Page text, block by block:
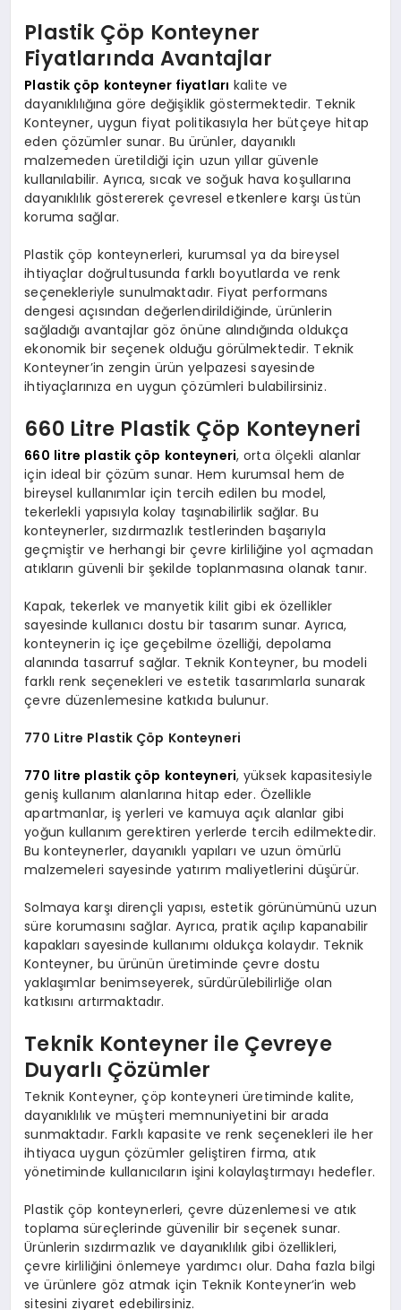
Plastik Çöp Konteyner
Fiyatlarında Avantajlar
Plastik çöp konteyner fiyatları kalite ve
dayanıklılığına göre değişiklik göstermektedir. Teknik
Konteyner, uygun fiyat politikasıyla her bütçeye hitap
eden çözümler sunar. Bu ürünler, dayanıklı
malzemeden üretildiği için uzun yıllar güvenle
kullanılabilir. Ayrıca, sıcak ve soğuk hava koşullarına
dayanıklılık göstererek çevresel etkenlere karşı üstün
koruma sağlar.
Plastik çöp konteynerleri, kurumsal ya da bireysel
ihtiyaçlar doğrultusunda farklı boyutlarda ve renk
seçenekleriyle sunulmaktadır. Fiyat performans
dengesi açısından değerlendirildiğinde, ürünlerin
sağladığı avantajlar göz önüne alındığında oldukça
ekonomik bir seçenek olduğu görülmektedir. Teknik
Konteyner’in zengin ürün yelpazesi sayesinde
ihtiyaçlarınıza en uygun çözümleri bulabilirsiniz.
660 Litre Plastik Çöp Konteyneri
660 litre plastik çöp konteyneri, orta ölçekli alanlar
için ideal bir çözüm sunar. Hem kurumsal hem de
bireysel kullanımlar için tercih edilen bu model,
tekerlekli yapısıyla kolay taşınabilirlik sağlar. Bu
konteynerler, sızdırmazlık testlerinden başarıyla
geçmiştir ve herhangi bir çevre kirliliğine yol açmadan
atıkların güvenli bir şekilde toplanmasına olanak tanır.
Kapak, tekerlek ve manyetik kilit gibi ek özellikler
sayesinde kullanıcı dostu bir tasarım sunar. Ayrıca,
konteynerin iç içe geçebilme özelliği, depolama
alanında tasarruf sağlar. Teknik Konteyner, bu modeli
farklı renk seçenekleri ve estetik tasarımlarla sunarak
çevre düzenlemesine katkıda bulunur.
770 Litre Plastik Çöp Konteyneri
770 litre plastik çöp konteyneri, yüksek kapasitesiyle
geniş kullanım alanlarına hitap eder. Özellikle
apartmanlar, iş yerleri ve kamuya açık alanlar gibi
yoğun kullanım gerektiren yerlerde tercih edilmektedir.
Bu konteynerler, dayanıklı yapıları ve uzun ömürlü
malzemeleri sayesinde yatırım maliyetlerini düşürür.
Solmaya karşı dirençli yapısı, estetik görünümünü uzun
süre korumasını sağlar. Ayrıca, pratik açılıp kapanabilir
kapakları sayesinde kullanımı oldukça kolaydır. Teknik
Konteyner, bu ürünün üretiminde çevre dostu
yaklaşımlar benimseyerek, sürdürülebilirliğe olan
katkısını artırmaktadır.
Teknik Konteyner ile Çevreye
Duyarlı Çözümler
Teknik Konteyner, çöp konteyneri üretiminde kalite,
dayanıklılık ve müşteri memnuniyetini bir arada
sunmaktadır. Farklı kapasite ve renk seçenekleri ile her
ihtiyaca uygun çözümler geliştiren firma, atık
yönetiminde kullanıcıların işini kolaylaştırmayı hedefler.
Plastik çöp konteynerleri, çevre düzenlemesi ve atık
toplama süreçlerinde güvenilir bir seçenek sunar.
Ürünlerin sızdırmazlık ve dayanıklılık gibi özellikleri,
çevre kirliliğini önlemeye yardımcı olur. Daha fazla bilgi
ve ürünlere göz atmak için Teknik Konteyner’in web
sitesini ziyaret edebilirsiniz.